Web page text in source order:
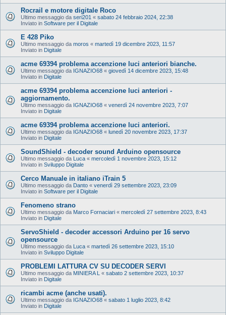
Rocrail e motore digitale Roco
Ultimo messaggio da seri201 « sabato 24 febbraio 2024, 22:38
Inviato in Software per il Digitale
E 428 Piko
Ultimo messaggio da moros « martedì 19 dicembre 2023, 11:57
Inviato in Digitale
acme 69394 problema accenzione luci anteriori bianche.
Ultimo messaggio da IGNAZIO68 « giovedì 14 dicembre 2023, 15:48
Inviato in Digitale
acme 69394 problema accenzione luci anteriori -
aggiornamento.
Ultimo messaggio da IGNAZIO68 « venerdì 24 novembre 2023, 7:07
Inviato in Digitale
acme 69394 problema accenzione luci anteriori.
Ultimo messaggio da IGNAZIO68 « lunedì 20 novembre 2023, 17:37
Inviato in Digitale
SoundShield - decoder sound Arduino opensource
Ultimo messaggio da Luca « mercoledì 1 novembre 2023, 15:12
Inviato in Sviluppo Digitale
Cerco Manuale in italiano iTrain 5
Ultimo messaggio da Danto « venerdì 29 settembre 2023, 23:09
Inviato in Software per il Digitale
Fenomeno strano
Ultimo messaggio da Marco Fornaciari « mercoledì 27 settembre 2023, 8:43
Inviato in Digitale
ServoShield - decoder accessori Arduino per 16 servo
opensource
Ultimo messaggio da Luca « martedì 26 settembre 2023, 15:10
Inviato in Sviluppo Digitale
PROBLEMI LATTURA CV SU DECODER SERVI
Ultimo messaggio da MINIERA L « sabato 2 settembre 2023, 10:37
Inviato in Digitale
ricambi acme (anche usati).
Ultimo messaggio da IGNAZIO68 « sabato 1 luglio 2023, 8:42
Inviato in Digitale